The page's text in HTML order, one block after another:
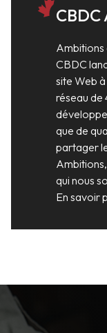
CBDC
Ambitions
CBDC
site Web
réseau de
que de
partager
qui nous
En savoir